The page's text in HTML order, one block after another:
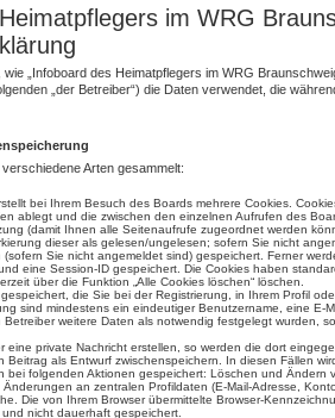
im WRG
„Infoboard des Heimatpflegers im WRG
„der Betreiber“) die Daten verwendet, die
Arten gesammelt:
bei Ihrem Besuch des Boards mehrere Cookies.
ablegt und die zwischen den einzelnen Aufrufen des
(damit Ihnen alle Seitenaufrufe zugeordnet werden
dieser als gelesen/ungelesen; sofern Sie nicht
(sofern Sie nicht angemeldet sind) gespeichert. Ferner
eine Session-ID gespeichert. Die Cookies haben
über die Funktion „Alle Cookies löschen“ löschen.
die Sie bei der Registrierung, in Ihrem Profil
sind mindestens ein eindeutiger Benutzername, eine E-
weitere Daten als notwendig festgelegt wurden,
eine private Nachricht erstellen, so werden die dort
Beitrag als Entwurf zwischenspeichern. In diesen Fällen
bei folgenden Aktionen gespeichert: Löschen und Ändern
an zentralen Profildaten (E-Mail-Adresse,
Die von Ihrem Browser übermittelte Browser-
nicht dauerhaft gespeichert.